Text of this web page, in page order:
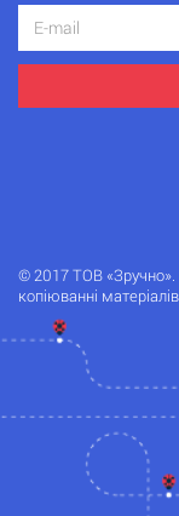
© 2017 ТОВ «Зручно».
копіюванні